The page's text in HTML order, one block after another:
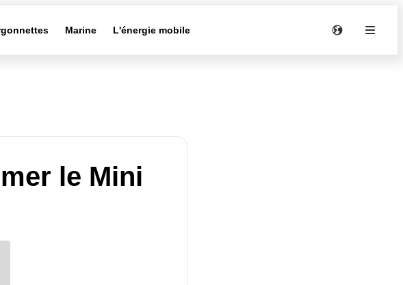
Marine L'énergie mobile
le Mini